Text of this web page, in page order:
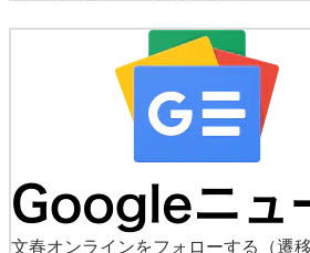
文春オンラインをフォローする
（遷